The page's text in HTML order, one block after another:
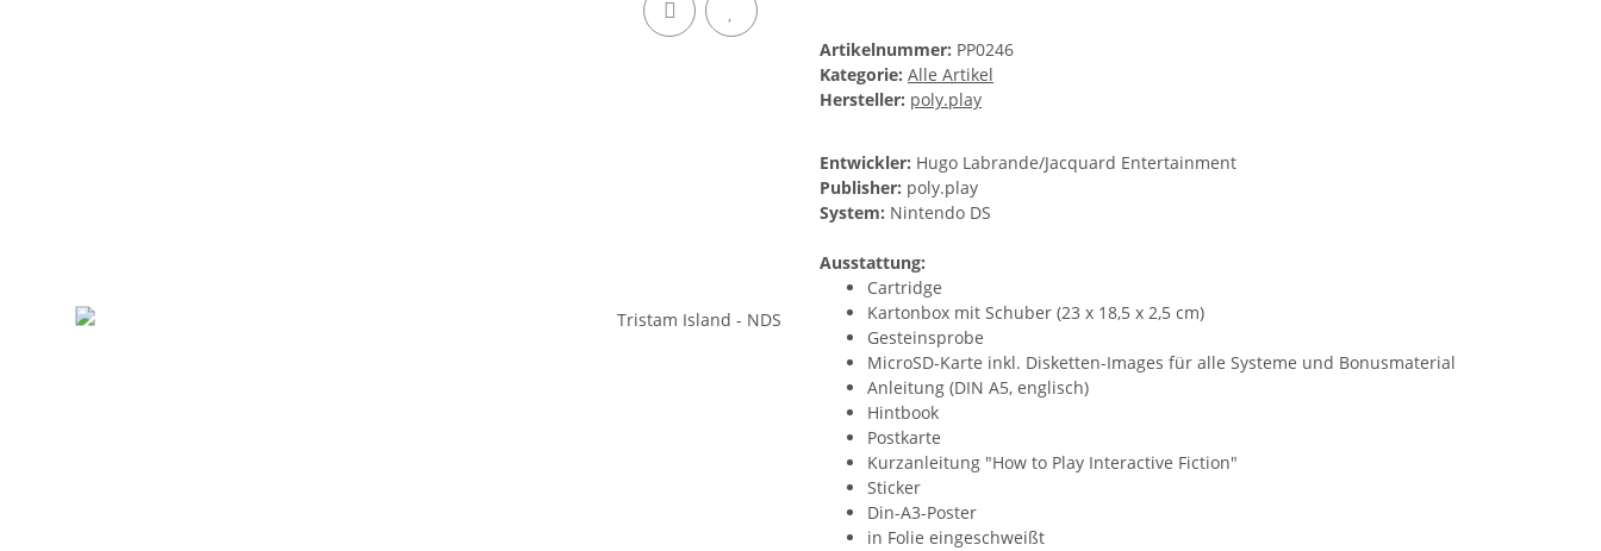
Artikelnummer: PP0246
Kategorie: Alle Artikel
Hersteller: poly.play
Entwickler: Hugo Labrande/Jacquard Entertainment
Publisher: poly.play
System: Nintendo DS
Ausstattung:
Cartridge
Kartonbox mit Schuber (23 x 18,5 x 2,5 cm)
Gesteinsprobe
MicroSD-Karte inkl. Disketten-Images für alle Systeme und Bonusmaterial
Anleitung (DIN A5, englisch)
Hintbook
Postkarte
Kurzanleitung "How to Play Interactive Fiction"
Sticker
Din-A3-Poster
in Folie eingeschweißt